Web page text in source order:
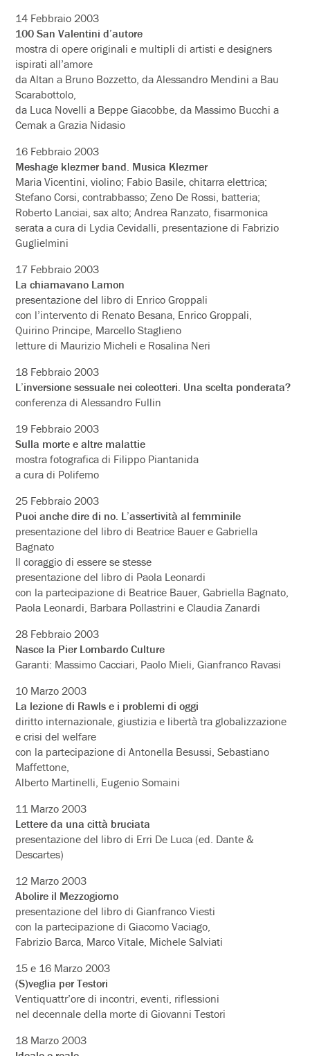
14 Febbraio 2003
100 San Valentini d’autore
mostra di opere originali e multipli di artisti e designers
ispirati all’amore
da Altan a Bruno Bozzetto, da Alessandro Mendini a Bau
Scarabottolo,
da Luca Novelli a Beppe Giacobbe, da Massimo Bucchi a
Cemak a Grazia Nidasio
16 Febbraio 2003
Meshage klezmer band. Musica Klezmer
Maria Vicentini, violino; Fabio Basile, chitarra elettrica;
Stefano Corsi, contrabbasso; Zeno De Rossi, batteria;
Roberto Lanciai, sax alto; Andrea Ranzato, fisarmonica
serata a cura di Lydia Cevidalli, presentazione di Fabrizio
Guglielmini
17 Febbraio 2003
La chiamavano Lamon
presentazione del libro di Enrico Groppali
con l’intervento di Renato Besana, Enrico Groppali,
Quirino Principe, Marcello Staglieno
letture di Maurizio Micheli e Rosalina Neri
18 Febbraio 2003
L’inversione sessuale nei coleotteri. Una scelta ponderata?
conferenza di Alessandro Fullin
19 Febbraio 2003
Sulla morte e altre malattie
mostra fotografica di Filippo Piantanida
a cura di Polifemo
25 Febbraio 2003
Puoi anche dire di no. L’assertività al femminile
presentazione del libro di Beatrice Bauer e Gabriella
Bagnato
Il coraggio di essere se stesse
presentazione del libro di Paola Leonardi
con la partecipazione di Beatrice Bauer, Gabriella Bagnato,
Paola Leonardi, Barbara Pollastrini e Claudia Zanardi
28 Febbraio 2003
Nasce la Pier Lombardo Culture
Garanti: Massimo Cacciari, Paolo Mieli, Gianfranco Ravasi
10 Marzo 2003
La lezione di Rawls e i problemi di oggi
diritto internazionale, giustizia e libertà tra globalizzazione
e crisi del welfare
con la partecipazione di Antonella Besussi, Sebastiano
Maffettone,
Alberto Martinelli, Eugenio Somaini
11 Marzo 2003
Lettere da una città bruciata
presentazione del libro di Erri De Luca (ed. Dante &
Descartes)
12 Marzo 2003
Abolire il Mezzogiorno
presentazione del libro di Gianfranco Viesti
con la partecipazione di Giacomo Vaciago,
Fabrizio Barca, Marco Vitale, Michele Salviati
15 e 16 Marzo 2003
(S)veglia per Testori
Ventiquattr’ore di incontri, eventi, riflessioni
nel decennale della morte di Giovanni Testori
18 Marzo 2003